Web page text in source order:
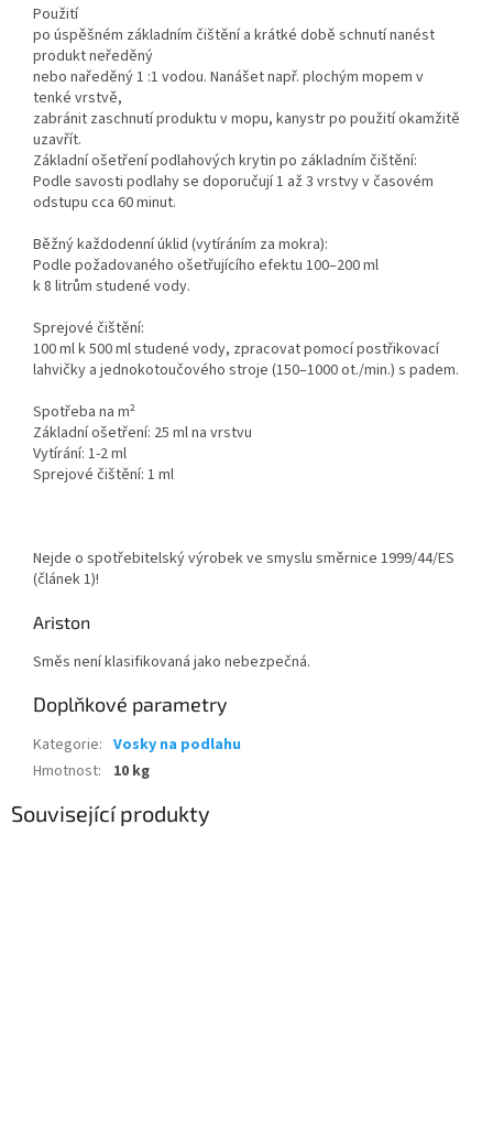
Použití
po úspěšném základním čištění a krátké době schnutí nanést
produkt neředěný
nebo naředěný 1 :1 vodou. Nanášet např. plochým mopem v
tenké vrstvě,
zabránit zaschnutí produktu v mopu, kanystr po použití okamžitě
uzavřít.
Základní ošetření podlahových krytin po základním čištění:
Podle savosti podlahy se doporučují 1 až 3 vrstvy v časovém
odstupu cca 60 minut.
Běžný každodenní úklid (vytíráním za mokra):
Podle požadovaného ošetřujícího efektu 100–200 ml
k 8 litrům studené vody.
Sprejové čištění:
100 ml k 500 ml studené vody, zpracovat pomocí postřikovací
lahvičky a jednokotoučového stroje (150–1000 ot./min.) s padem.
Spotřeba na m²
Základní ošetření: 25 ml na vrstvu
Vytírání: 1-2 ml
Sprejové čištění: 1 ml
Nejde o spotřebitelský výrobek ve smyslu směrnice 1999/44/ES
(článek 1)!
Ariston
Směs není klasifikovaná jako nebezpečná.
Doplňkové parametry
Kategorie: Vosky na podlahu
Hmotnost: 10 kg
Související produkty